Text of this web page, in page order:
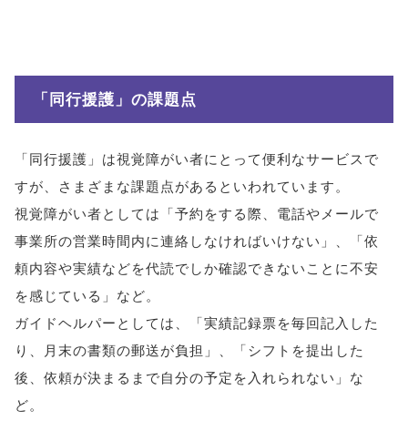
「同行援護」の課題点
「同行援護」は視覚障がい者にとって便利なサービスで
すが、さまざまな課題点があるといわれています。
視覚障がい者としては「予約をする際、電話やメールで
事業所の営業時間内に連絡しなければいけない」、「依
頼内容や実績などを代読でしか確認できないことに不安
を感じている」など。
ガイドヘルパーとしては、「実績記録票を毎回記入した
り、月末の書類の郵送が負担」、「シフトを提出した
後、依頼が決まるまで自分の予定を入れられない」な
ど。